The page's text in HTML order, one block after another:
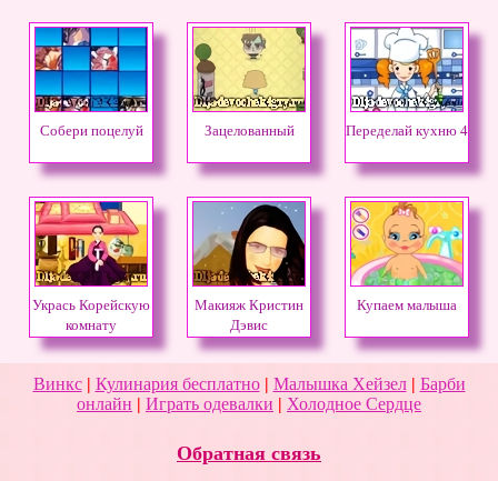
Собери поцелуй Зацелованный Переделай кухню 4
Укрась Корейскую
комнату
Макияж Кристин
Дэвис
Купаем малыша
Винкс| Кулинария бесплатно| Малышка Хейзел| Барби
онлайн | Играть одевалки | Холодное Сердце
Обратная связь